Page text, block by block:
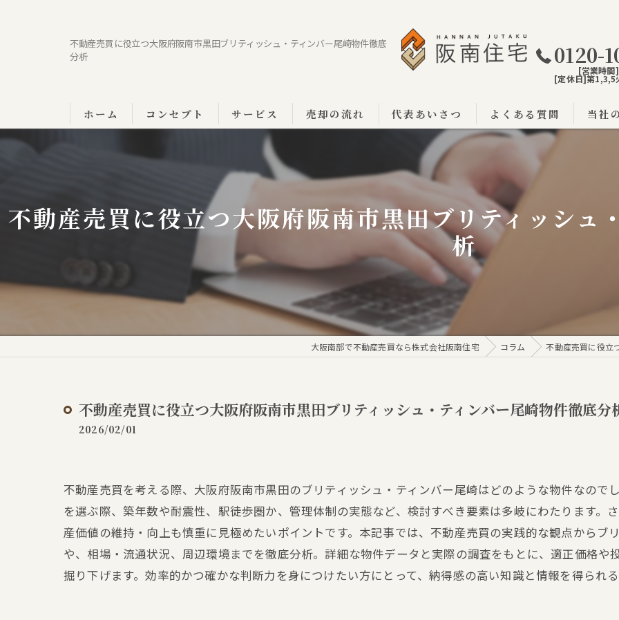
不動産売買に役立つ大阪府阪南市黒田ブリティッシュ・ティンバー尾崎物件徹底
分析
0120-
[営業時
[定休日]第1,3,5
ホーム コンセプト サービス 売却の流れ 代表あいさつ よくある質問 当社
泉南市
不動産売買に役立つ大阪府阪南市黒田ブリティッシュ
析
大阪南部で不動産売買なら株式会社阪南住宅 コラム 不動産売買に役立
不動産売買に役立つ大阪府阪南市黒田ブリティッシュ・ティンバー尾崎物件徹底分
2026/02/01
不動産売買を考える際、大阪府阪南市黒田のブリティッシュ・ティンバー尾崎はどのような物件なので
を選ぶ際、築年数や耐震性、駅徒歩圏か、管理体制の実態など、検討すべき要素は多岐にわたります。
産価値の維持・向上も慎重に見極めたいポイントです。本記事では、不動産売買の実践的な観点からブ
や、相場・流通状況、周辺環境までを徹底分析。詳細な物件データと実際の調査をもとに、適正価格や
掘り下げます。効率的かつ確かな判断力を身につけたい方にとって、納得感の高い知識と情報を得られる